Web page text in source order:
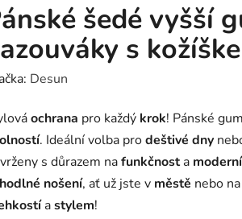
šedé vyšší
s
Desun
ochrana pro každý krok! Pánské
. Ideální volba prodeštivé dny
s důrazem nafunkčnosta
nošení, ať už jste v městě nebo na
astylem!